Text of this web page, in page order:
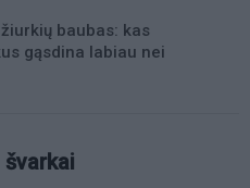
baubas: kas
gąsdina labiau nei